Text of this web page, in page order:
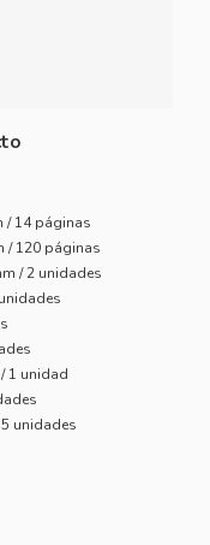
/ 14 páginas
/ 120 páginas
/ 2 unidades
1 unidad
unidades